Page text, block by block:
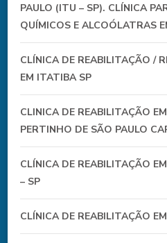
PAULO (ITU – SP). CLÍNICA
QUÍMICOS E ALCOÓLATRAS
CLÍNICA DE REABILITAÇÃO /
EM ITATIBA SP
CLINICA DE REABILITAÇÃO
PERTINHO DE SÃO PAULO
CLÍNICA DE REABILITAÇÃO
– SP
CLÍNICA DE REABILITAÇÃO